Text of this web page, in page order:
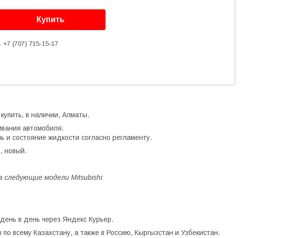
Купить
+7 (707) 715-15-17
в наличии, Алматы.
автомобиля.
и состояние жидкости согласно регламенту.
новый.
следующие модели Mitsubishi:
в день через Яндекс Курьер.
всему Казахстану, а также в Россию, Кыргызстан и Узбекистан.